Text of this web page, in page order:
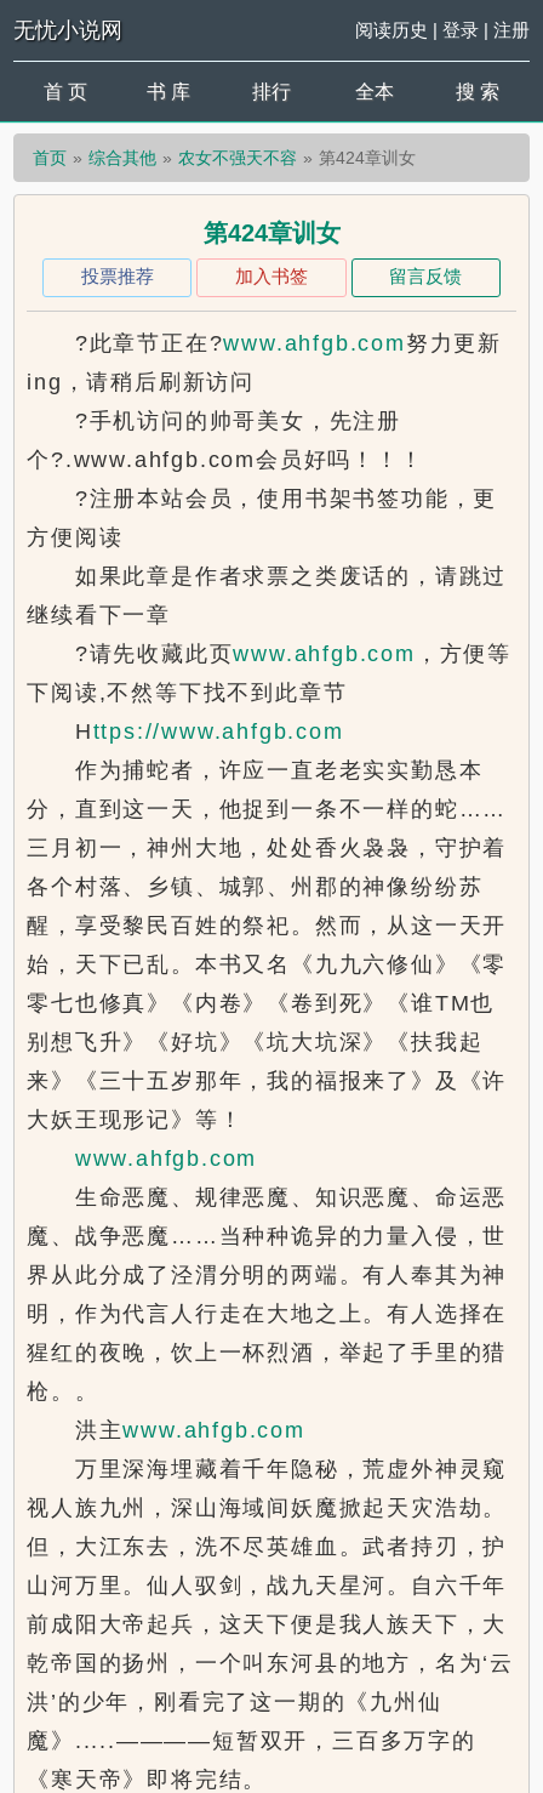
无忧小说网 阅读历史 | 登录| 注册
首 页 书 库 排行 全本 搜 索
首页 综合其他 农女不强天不容 第424章训女
第424章训女
投票推荐 加入书签 留言反馈
?此章节正在?www.ahfgb.com 努力更新
ing，请稍后刷新访问
?手机访问的帅哥美女，先注册
个?.www.ahfgb.com会员好吗！！！
?注册本站会员，使用书架书签功能，更
方便阅读
如果此章是作者求票之类废话的，请跳过
继续看下一章
?请先收藏此页www.ahfgb.com ，方便等
下阅读,不然等下找不到此章节
Нttps://www.ahfgb.com
作为捕蛇者，许应一直老老实实勤恳本
分，直到这一天，他捉到一条不一样的蛇……
三月初一，神州大地，处处香火袅袅，守护着
各个村落、乡镇、城郭、州郡的神像纷纷苏
醒，享受黎民百姓的祭祀。然而，从这一天开
始，天下已乱。本书又名《九九六修仙》《零
零七也修真》《内卷》《卷到死》《谁TM也
别想飞升》《好坑》《坑大坑深》《扶我起
来》《三十五岁那年，我的福报来了》及《许
大妖王现形记》等！
www.ahfgb.com
生命恶魔、规律恶魔、知识恶魔、命运恶
魔、战争恶魔……当种种诡异的力量入侵，世
界从此分成了泾渭分明的两端。有人奉其为神
明，作为代言人行走在大地之上。有人选择在
猩红的夜晚，饮上一杯烈酒，举起了手里的猎
枪。。
洪主www.ahfgb.com
万里深海埋藏着千年隐秘，荒虚外神灵窥
视人族九州，深山海域间妖魔掀起天灾浩劫。
但，大江东去，洗不尽英雄血。武者持刃，护
山河万里。仙人驭剑，战九天星河。自六千年
前成阳大帝起兵，这天下便是我人族天下，大
乾帝国的扬州，一个叫东河县的地方，名为‘云
洪’的少年，刚看完了这一期的《九州仙
魔》.....————短暂双开，三百多万字的
《寒天帝》即将完结。